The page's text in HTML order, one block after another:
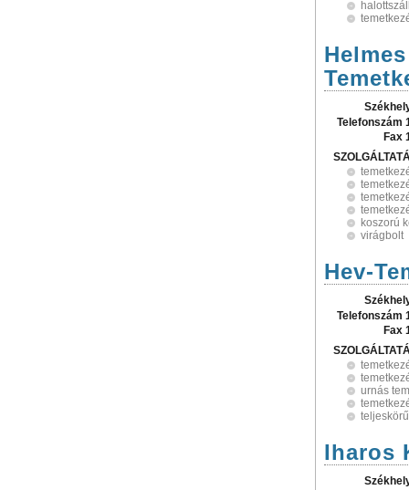
Telefonszám
Fax
koszorú
virágbolt
Hev-
Telefonszám
Fax
urnás
Iharos